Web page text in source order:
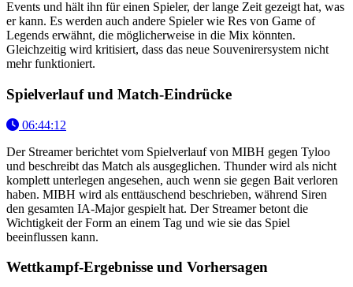
Events und hält ihn für einen Spieler, der lange Zeit gezeigt hat, was
er kann. Es werden auch andere Spieler wie Res von Game of
Legends erwähnt, die möglicherweise in die Mix könnten.
Gleichzeitig wird kritisiert, dass das neue Souvenirersystem nicht
mehr funktioniert.
Spielverlauf und Match-Eindrücke
06:44:12
Der Streamer berichtet vom Spielverlauf von MIBH gegen Tyloo
und beschreibt das Match als ausgeglichen. Thunder wird als nicht
komplett unterlegen angesehen, auch wenn sie gegen Bait verloren
haben. MIBH wird als enttäuschend beschrieben, während Siren
den gesamten IA-Major gespielt hat. Der Streamer betont die
Wichtigkeit der Form an einem Tag und wie sie das Spiel
beeinflussen kann.
Wettkampf-Ergebnisse und Vorhersagen